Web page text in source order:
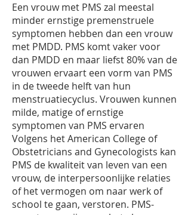
Een vrouw met PMS zal meestal
minder ernstige premenstruele
symptomen hebben dan een vrouw
met PMDD. PMS komt vaker voor
dan PMDD en maar liefst 80% van de
vrouwen ervaart een vorm van PMS
in de tweede helft van hun
menstruatiecyclus. Vrouwen kunnen
milde, matige of ernstige
symptomen van PMS ervaren
Volgens hetAmerican College of
Obstetricians and Gynecologists kan
PMS de kwaliteit van leven van een
vrouw, de interpersoonlijke relaties
of het vermogen om naar werk of
school te gaan, verstoren. PMS-